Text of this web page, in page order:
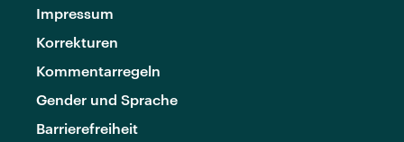
Impressum
Korrekturen
Kommentarregeln
Gender und Sprache
Barrierefreiheit